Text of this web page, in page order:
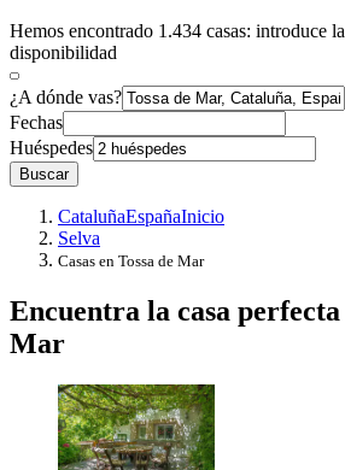
Hemos encontrado 1.434 casas: introduce
disponibilidad
¿A dónde vas?
Fechas
Huéspedes
Buscar
CataluñaEspañaInicio
Selva
Casas en Tossa de Mar
Encuentra la casa perfecta
Mar